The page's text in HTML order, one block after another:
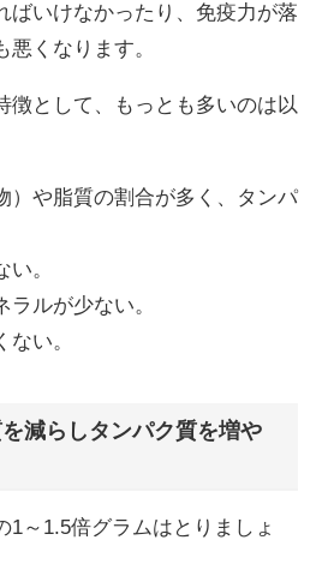
ばいけなかったり、免疫力が落
くなります。
徴として、もっとも多いのは以
）や脂質の割合が多く、タンパ
い。
ラルが少ない。
ない。
を減らしタンパク質を増や
1～1.5倍グラムはとりましょ